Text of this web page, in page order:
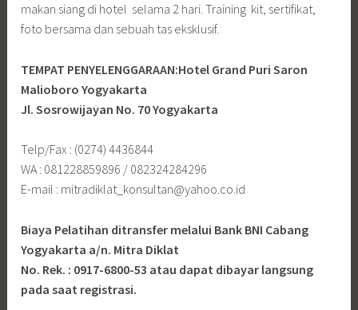
makan siang di hotel selama 2 hari. Training kit, sertifikat,
foto bersama dan sebuah tas eksklusif.
TEMPAT PENYELENGGARAAN:Hotel Grand Puri Saron
Malioboro Yogyakarta
Jl. Sosrowijayan No. 70 Yogyakarta
Telp/Fax : (0274) 4436844
WA : 081228859896 / 082324284296
E-mail : mitradiklat_konsultan@yahoo.co.id
Biaya Pelatihan ditransfer melalui Bank BNI Cabang
Yogyakarta a/n. Mitra Diklat
No. Rek. : 0917-6800-53 atau dapat dibayar langsung
pada saat registrasi.